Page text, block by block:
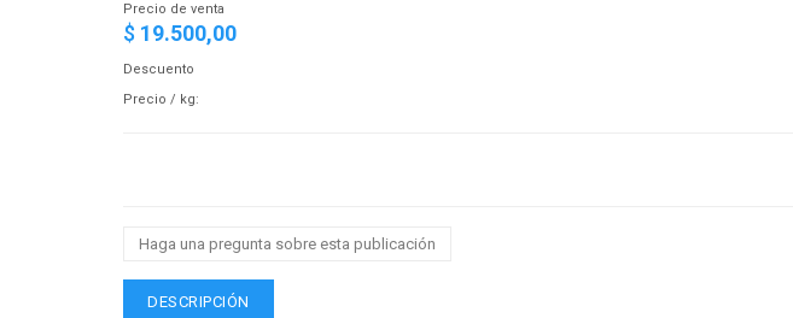
Precio de venta
$ 19.500,00
Descuento
Precio / kg:
Haga una pregunta sobre esta publicación
DESCRIPCIÓN